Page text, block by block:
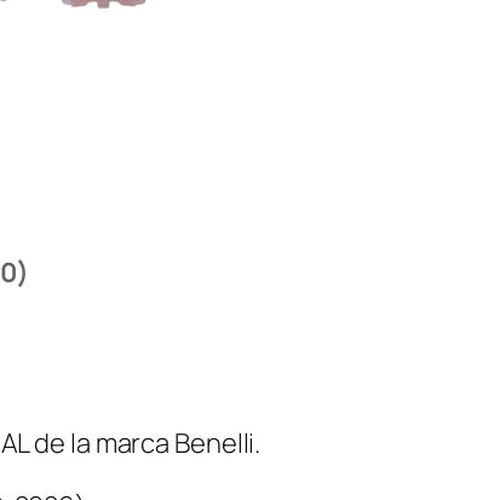
de la marca Benelli.